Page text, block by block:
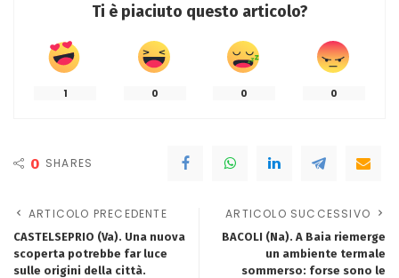
Ti è piaciuto questo articolo?
1 0 0 0
0 SHARES
ARTICOLO PRECEDENTE
CASTELSEPRIO (Va). Una nuova
scoperta potrebbe far luce
sulle origini della città.
ARTICOLO SUCCESSIVO
BACOLI (Na). A Baia riemerge
un ambiente termale
sommerso: forse sono le